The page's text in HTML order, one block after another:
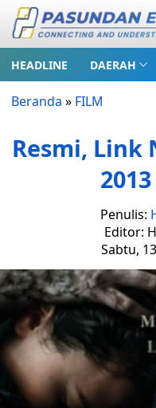
HEADLINE DAERAH
Beranda » FILM
Resmi, Link
Penulis:
Editor:
Sabtu,